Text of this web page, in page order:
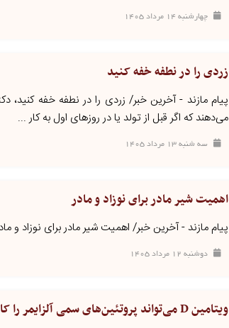
چهارشنبه ۱۴ مرداد ۱۴۰۵
زردی را در نطفه خفه کنید
پیام مازند - آخرین خبر/ زردی را در نطفه خفه کنید،
می‌دهند که اگر قبل از تولد یا در روزهای اول به کار ...
سه شنبه ۱۳ مرداد ۱۴۰۵
اهمیت شیر مادر برای نوزاد و مادر
پیام مازند - آخرین خبر/ اهمیت شیر مادر برای نوزاد و
دوشنبه ۱۲ مرداد ۱۴۰۵
ویتامین D می‌تواند پروتئین‌های سمی آلزایمر را کاهش دهد